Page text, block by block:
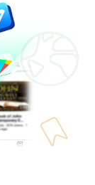
Internet 4G
un hotspot per il
mobili del vostro